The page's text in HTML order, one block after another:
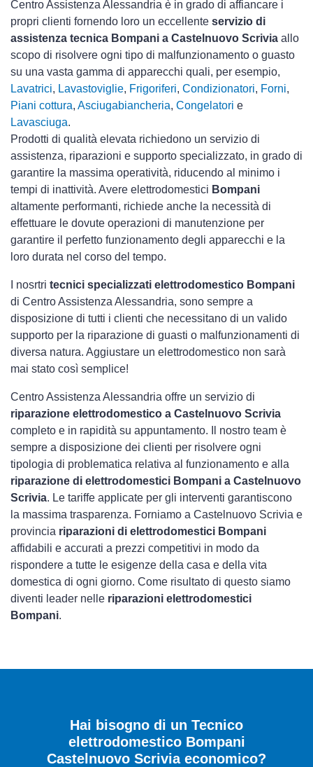
Centro Assistenza Alessandria è in grado di affiancare i
propri clienti fornendo loro un eccellente servizio di
assistenza tecnica Bompani a Castelnuovo Scrivia allo
scopo di risolvere ogni tipo di malfunzionamento o guasto
su una vasta gamma di apparecchi quali, per esempio,
Lavatrici, Lavastoviglie, Frigoriferi, Condizionatori, Forni,
Piani cottura, Asciugabiancheria, Congelatori e
Lavasciuga.
Prodotti di qualità elevata richiedono un servizio di
assistenza, riparazioni e supporto specializzato, in grado di
garantire la massima operatività, riducendo al minimo i
tempi di inattività. Avere elettrodomestici Bompani
altamente performanti, richiede anche la necessità di
effettuare le dovute operazioni di manutenzione per
garantire il perfetto funzionamento degli apparecchi e la
loro durata nel corso del tempo.
I nosrtri tecnici specializzati elettrodomestico Bompani
di Centro Assistenza Alessandria, sono sempre a
disposizione di tutti i clienti che necessitano di un valido
supporto per la riparazione di guasti o malfunzionamenti di
diversa natura. Aggiustare un elettrodomestico non sarà
mai stato così semplice!
Centro Assistenza Alessandria offre un servizio di
riparazione elettrodomestico a Castelnuovo Scrivia
completo e in rapidità su appuntamento. Il nostro team è
sempre a disposizione dei clienti per risolvere ogni
tipologia di problematica relativa al funzionamento e alla
riparazione di elettrodomestici Bompani a Castelnuovo
Scrivia. Le tariffe applicate per gli interventi garantiscono
la massima trasparenza. Forniamo a Castelnuovo Scrivia e
provincia riparazioni di elettrodomestici Bompani
affidabili e accurati a prezzi competitivi in modo da
rispondere a tutte le esigenze della casa e della vita
domestica di ogni giorno. Come risultato di questo siamo
diventi leader nelle riparazioni elettrodomestici
Bompani.
Hai bisogno di un Tecnico
elettrodomestico Bompani
Castelnuovo Scrivia economico?